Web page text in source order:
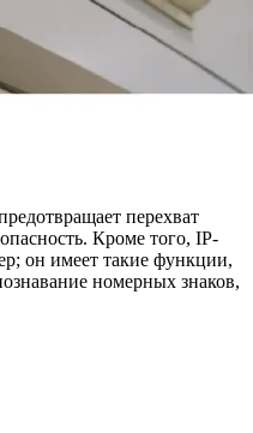
перехват
Кроме того, IP-
он имеет такие функции,
номерных знаков,